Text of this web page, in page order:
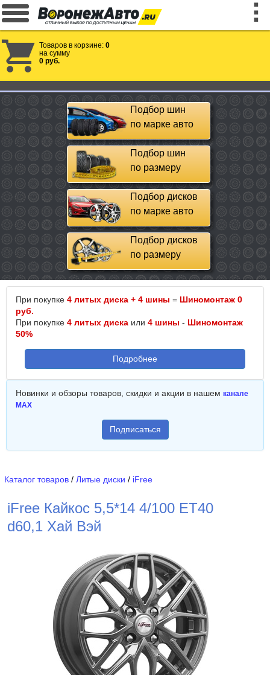
Товаров в корзине: 0
на сумму
0 руб.
Подбор шин
по марке авто
Подбор шин
по размеру
Подбор дисков
по марке авто
Подбор дисков
по размеру
При покупке 4 литых диска + 4 шины = Шиномонтаж 0
руб.
При покупке 4 литых диска или 4 шины - Шиномонтаж
50%
Подробнее
Новинки и обзоры товаров, скидки и акции в нашем канале
MAX
Подписаться
Каталог товаров / Литые диски / iFree
iFree Кайкос 5,5*14 4/100 ET40
d60,1 Хай Вэй